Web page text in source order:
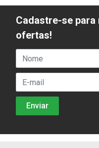
Cadastre-se
ofertas!